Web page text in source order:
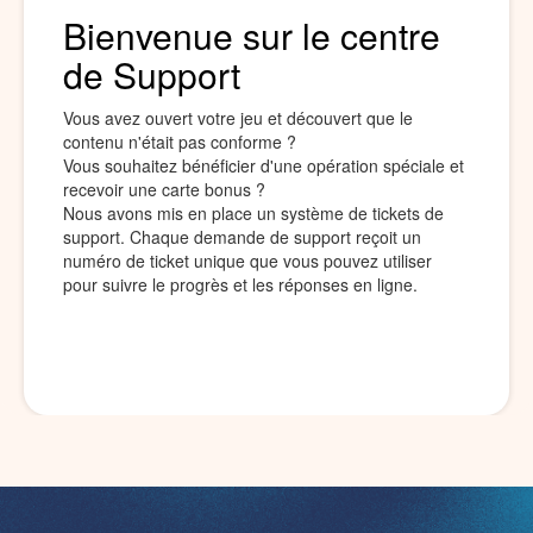
Bienvenue sur le centre
de Support
Vous avez ouvert votre jeu et découvert que le
contenu n'était pas conforme ?
Vous souhaitez bénéficier d'une opération spéciale et
recevoir une carte bonus ?
Nous avons mis en place un système de tickets de
support. Chaque demande de support reçoit un
numéro de ticket unique que vous pouvez utiliser
pour suivre le progrès et les réponses en ligne.